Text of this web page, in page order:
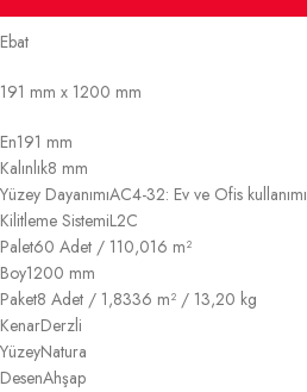
Ebat
191 mm x 1200 mm
En191 mm
Kalınlık8 mm
Yüzey DayanımıAC4-32: Ev ve Ofis kullanımı
Kilitleme SistemiL2C
Palet60 Adet / 110,016 m²
Boy1200 mm
Paket8 Adet / 1,8336 m² / 13,20 kg
KenarDerzli
YüzeyNatura
DesenAhşap